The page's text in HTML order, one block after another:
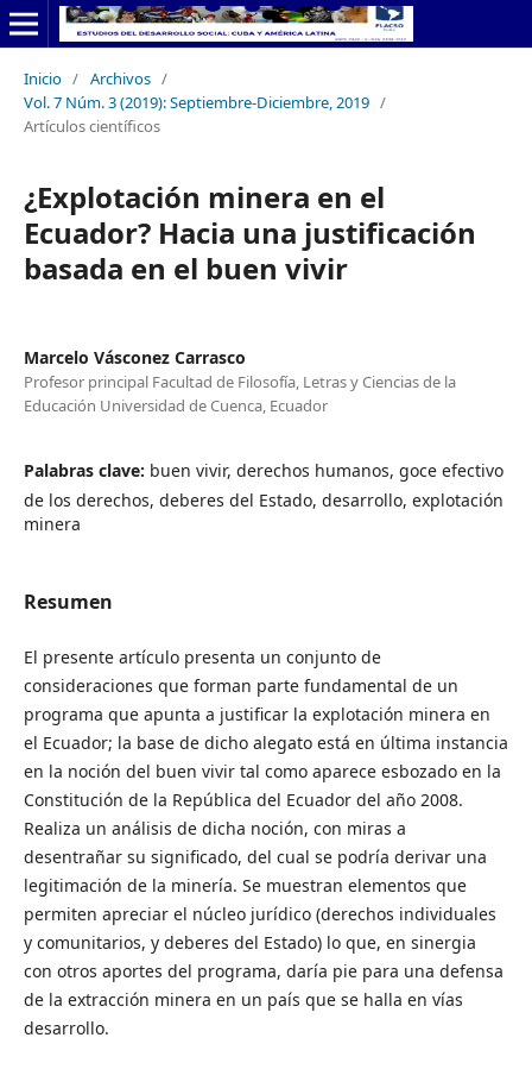
Inicio / Archivos /
Vol. 7 Núm. 3 (2019): Septiembre-Diciembre, 2019 /
Artículos científicos
¿Explotación minera en el
Ecuador? Hacia una justificación
basada en el buen vivir
Marcelo Vásconez Carrasco
Profesor principal Facultad de Filosofía, Letras y Ciencias de la
Educación Universidad de Cuenca, Ecuador
Palabras clave: buen vivir, derechos humanos, goce efectivo
de los derechos, deberes del Estado, desarrollo, explotación
minera
Resumen
El presente artículo presenta un conjunto de
consideraciones que forman parte fundamental de un
programa que apunta a justificar la explotación minera en
el Ecuador; la base de dicho alegato está en última instancia
en la noción del buen vivir tal como aparece esbozado en la
Constitución de la República del Ecuador del año 2008.
Realiza un análisis de dicha noción, con miras a
desentrañar su significado, del cual se podría derivar una
legitimación de la minería. Se muestran elementos que
permiten apreciar el núcleo jurídico (derechos individuales
y comunitarios, y deberes del Estado) lo que, en sinergia
con otros aportes del programa, daría pie para una defensa
de la extracción minera en un país que se halla en vías
desarrollo.